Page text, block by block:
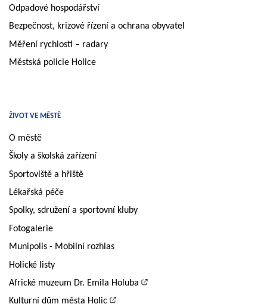
Odpadové hospodářství
Bezpečnost, krizové řízení a ochrana obyvatel
Měření rychlosti – radary
Městská policie Holice
ŽIVOT VE MĚSTĚ
O městě
Školy a školská zařízení
Sportoviště a hřiště
Lékařská péče
Spolky, sdružení a sportovní kluby
Fotogalerie
Munipolis - Mobilní rozhlas
Holické listy
Africké muzeum Dr. Emila Holuba
Kulturní dům města Holic